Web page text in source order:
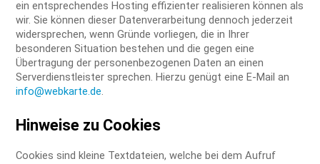
ein entsprechendes Hosting effizienter realisieren können als
wir. Sie können dieser Datenverarbeitung dennoch jederzeit
widersprechen, wenn Gründe vorliegen, die in Ihrer
besonderen Situation bestehen und die gegen eine
Übertragung der personenbezogenen Daten an einen
Serverdienstleister sprechen. Hierzu genügt eine E-Mail an
info@webkarte.de.
Hinweise zu Cookies
Cookies sind kleine Textdateien, welche bei dem Aufruf